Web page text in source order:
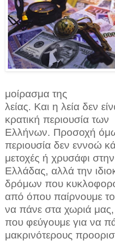
μοίρασμα της
λείας. Και η λεία δεν
κρατική περιουσία των
Ελλήνων. Προσοχή
περιουσία δεν εννοώ
μετοχές ή χρυσάφι
Ελλάδας, αλλά την
δρόμων που
από όπου παίρνουμε το
να πάνε στα χωριά
που φεύγουμε για να
μακρινότερους